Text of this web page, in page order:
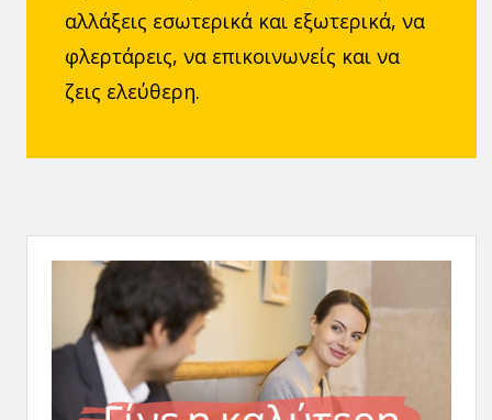
αλλάξεις εσωτερικά και εξωτερικά, να
φλερτάρεις, να επικοινωνείς και να
ζεις ελεύθερη.